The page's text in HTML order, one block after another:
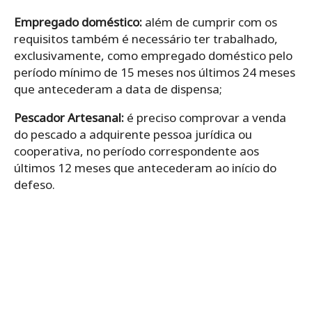
Empregado doméstico: além de cumprir com os
requisitos também é necessário ter trabalhado,
exclusivamente, como empregado doméstico pelo
período mínimo de 15 meses nos últimos 24 meses
que antecederam a data de dispensa;
Pescador Artesanal: é preciso comprovar a venda
do pescado a adquirente pessoa jurídica ou
cooperativa, no período correspondente aos
últimos 12 meses que antecederam ao início do
defeso.